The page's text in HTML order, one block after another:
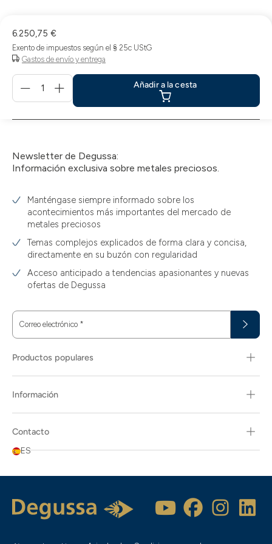
6.250,75 €
Exento de impuestos según el § 25c UStG
Gastos de envío y entrega
Añadir
la
Añadir a la cesta
Newsletter de Degussa:
Información exclusiva sobre metales preciosos.
Manténgase siempre informado sobre los
acontecimientos más importantes del mercado de
metales preciosos
Temas complejos explicados de forma clara y concisa,
directamente en su buzón con regularidad
Acceso anticipado a tendencias apasionantes y nuevas
ofertas de Degussa
Correo electrónico *
Productos populares
Información
Contacto
ES